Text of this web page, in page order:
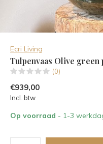
Ecri Living
Tulpenvaas Olive green
(0)
€939,00
Incl. btw
Op voorraad - 1-3